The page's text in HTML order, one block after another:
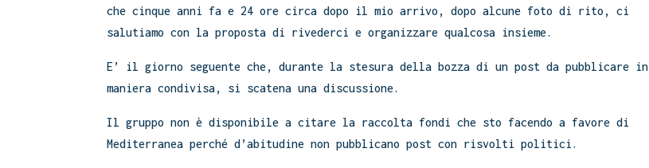
che cinque anni fa e 24 ore circa dopo il mio arrivo, dopo alcune foto di rito, ci
salutiamo con la proposta di rivederci e organizzare qualcosa insieme.
E’ il giorno seguente che, durante la stesura della bozza di un post da pubblicare in
maniera condivisa, si scatena una discussione.
Il gruppo non è disponibile a citare la raccolta fondi che sto facendo a favore di
Mediterranea perché d’abitudine non pubblicano post con risvolti politici.